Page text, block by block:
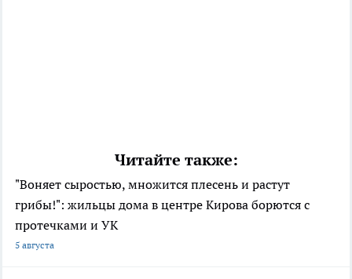
Читайте также:
"Воняет сыростью, множится плесень и растут
грибы!": жильцы дома в центре Кирова борются с
протечками и УК
5 августа